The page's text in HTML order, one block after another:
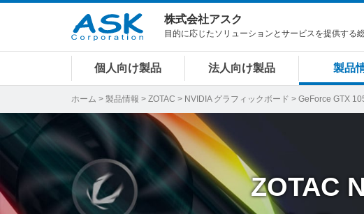
株式会社アスク
目的に応じたソリューションとサービスを提供する
個人向け製品 法人向け製品 製品
ホーム > 製品情報 > ZOTAC > NVIDIA グラフィックボード > GeForce GTX
ZOTAC